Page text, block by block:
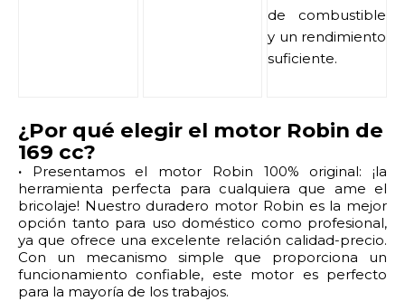
de combustible
y un rendimiento
suficiente.
¿Por qué elegir el motor Robin de
169 cc?
· Presentamos el motor Robin 100% original: ¡la
herramienta perfecta para cualquiera que ame el
bricolaje! Nuestro duradero motor Robin es la mejor
opción tanto para uso doméstico como profesional,
ya que ofrece una excelente relación calidad-precio.
Con un mecanismo simple que proporciona un
funcionamiento confiable, este motor es perfecto
para la mayoría de los trabajos.